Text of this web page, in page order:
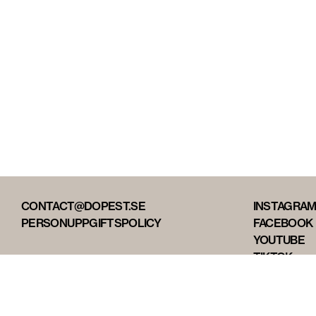
CONTACT@DOPEST.SE
PERSONUPPGIFTSPOLICY
INSTAGRAM
FACEBOOK
YOUTUBE
TIKTOK